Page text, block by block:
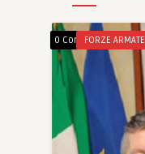
0 CommentsFORZE ARMATE